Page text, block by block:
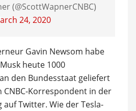
(@ScottWapnerCNBC)
24, 2020
Gavin Newsom habe
heute 1000
den Bundesstaat geliefert
CNBC-Korrespondent in der
auf Twitter. Wie der Tesla-